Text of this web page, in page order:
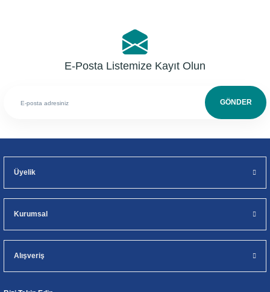
E-Posta Listemize Kayıt Olun
GÖNDER
Üyelik
Kurumsal
Alışveriş